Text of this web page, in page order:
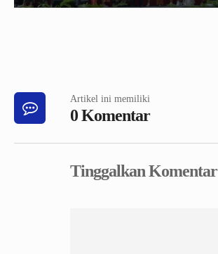
Artikel ini memiliki
0 Komentar
Tinggalkan Komentar